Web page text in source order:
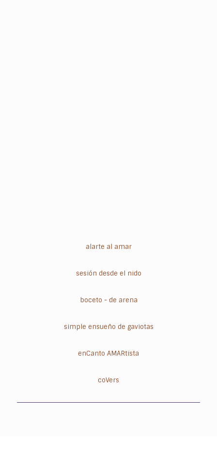
alarte al amar
sesión desde el nido
boceto - de arena
simple ensueño de gaviotas
enCanto AMARtista
coVers